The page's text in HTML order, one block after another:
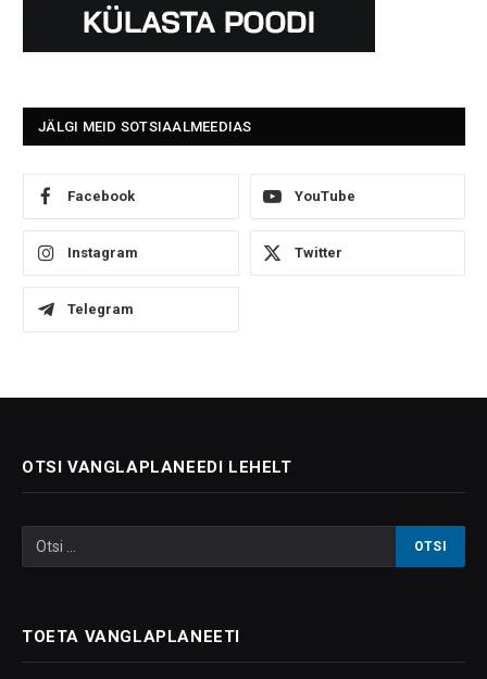
JÄLGI MEID SOTSIAALMEEDIAS
Facebook YouTube
Instagram Twitter
Telegram
OTSI VANGLAPLANEEDI LEHELT
TOETA VANGLAPLANEETI